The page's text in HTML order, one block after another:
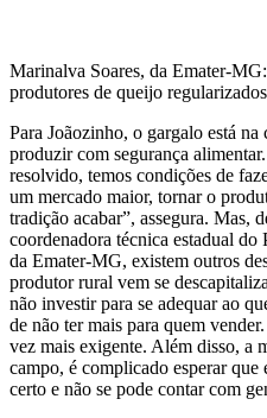
Marinalva Soares, da Emater-
produtores de queijo
Para Joãozinho, o gargalo está
produzir com segurança
resolvido, temos condições de
um mercado maior, tornar o
tradição acabar”, assegura. Mas,
coordenadora técnica estadual
da Emater-MG, existem outros
produtor rural vem se
não investir para se adequar ao
de não ter mais para quem
vez mais exigente. Além disso, a
campo, é complicado esperar que
certo e não se pode contar com